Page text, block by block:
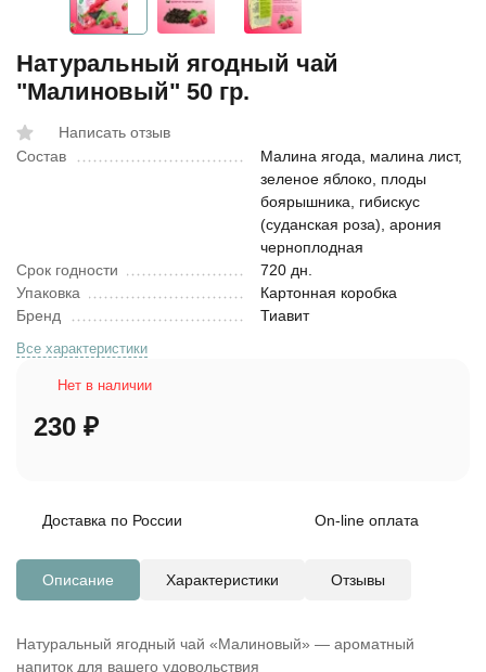
Натуральный ягодный чай
"Малиновый" 50 гр.
Написать отзыв
Состав
Малина ягода, малина лист,
зеленое яблоко, плоды
боярышника, гибискус
(суданская роза), арония
черноплодная
Срок годности
720 дн.
Упаковка
Картонная коробка
Бренд
Тиавит
Все характеристики
Нет в наличии
230 ₽
Доставка по России On-line оплата
Описание Характеристики Отзывы
Натуральный ягодный чай «Малиновый» — ароматный
напиток для вашего удовольствия